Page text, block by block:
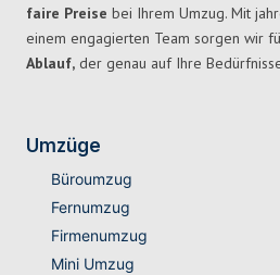
faire Preise bei Ihrem Umzug. Mit
einem engagierten Team sorgen wir
Ablauf, der genau auf Ihre
Umzüge
Büroumzug
Fernumzug
Firmenumzug
Mini Umzug